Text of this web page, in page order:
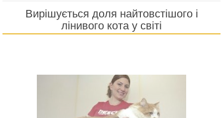
Вирішується доля найтовстішого і
лінивого кота у світі